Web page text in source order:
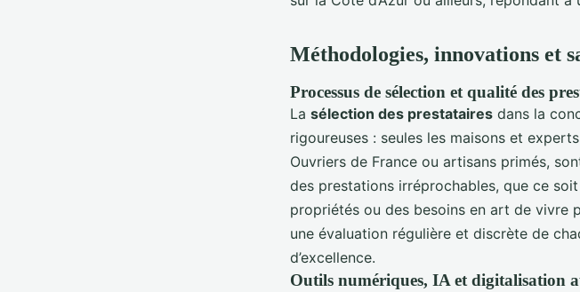
Méthodologies, innovations et
Processus de sélection et qualité des
La sélection des prestataires dans la
rigoureuses : seules les maisons et
Ouvriers de France ou artisans primés,
des prestations irréprochables, que ce
propriétés ou des besoins en art de vivre
une évaluation régulière et discrète de
d’excellence.
Outils numériques, IA et digitalisation